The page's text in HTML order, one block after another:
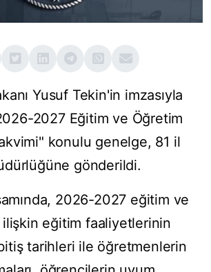
Yusuf Tekin'in imzasıyla
2027 Eğitim ve Öğretim
konulu genelge, 81 il
gönderildi.
2026-2027 eğitim ve
ilişkin eğitim faaliyetlerinin
tarihleri ile öğretmenlerin